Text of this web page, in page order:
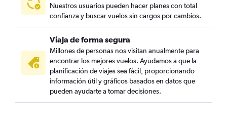
Nuestros usuarios pueden hacer planes con total
confianza y buscar vuelos sin cargos por cambios.
Viaja de forma segura
Millones de personas nos visitan anualmente para
encontrar los mejores vuelos. Ayudamos a que la
planificación de viajes sea fácil, proporcionando
información útil y gráficos basados en datos que
pueden ayudarte a tomar decisiones.